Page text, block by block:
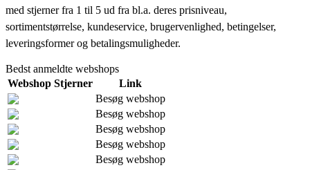
med stjerner fra 1 til 5 ud fra bl.a. deres prisniveau,
sortimentstørrelse, kundeservice, brugervenlighed, betingelser,
leveringsformer og betalingsmuligheder.
Bedst anmeldte webshops
Webshop Stjerner
Link
Besøg webshop
Besøg webshop
Besøg webshop
Besøg webshop
Besøg webshop